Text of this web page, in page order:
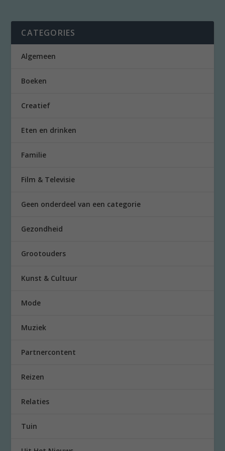
CATEGORIES
Algemeen
Boeken
Creatief
Eten en drinken
Familie
Film & Televisie
Geen onderdeel van een categorie
Gezondheid
Grootouders
Kunst & Cultuur
Mode
Muziek
Partnercontent
Reizen
Relaties
Tuin